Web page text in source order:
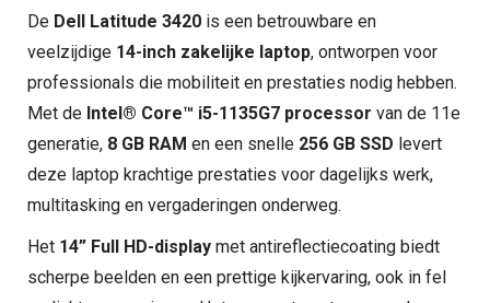
De Dell Latitude 3420 is een betrouwbare en
veelzijdige 14-inch zakelijke laptop, ontworpen voor
professionals die mobiliteit en prestaties nodig hebben.
Met de Intel® Core™ i5-1135G7 processor van de 11e
generatie, 8 GB RAM en een snelle 256 GB SSD levert
deze laptop krachtige prestaties voor dagelijks werk,
multitasking en vergaderingen onderweg.
Het 14” Full HD-display met antireflectiecoating biedt
scherpe beelden en een prettige kijkervaring, ook in fel